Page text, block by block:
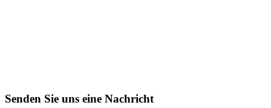
Senden Sie uns eine Nachricht